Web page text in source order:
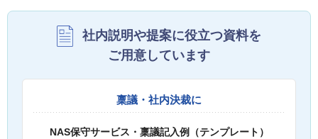
社内説明や提案に役立つ資料を
ご用意しています
稟議・社内決裁に
NAS保守サービス・稟議記入例（テンプレート）